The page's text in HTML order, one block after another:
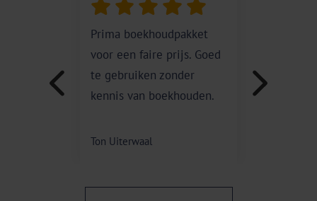
Prima boekhoudpakket
voor een faire prijs. Goed
te gebruiken zonder
kennis van boekhouden.
Ton Uiterwaal